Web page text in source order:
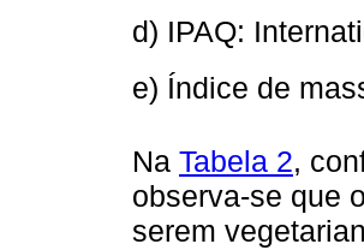
d) IPAQ:
e) Índice de
Na Tabela 2,
observa-se que
serem